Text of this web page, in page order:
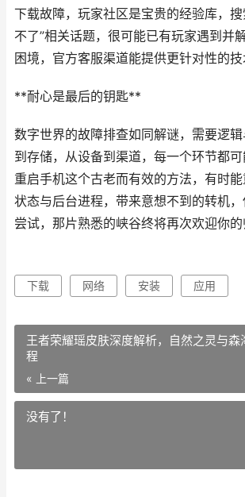
下载故障，玩家社区是宝贵的经验库，
不了”相关话题，很可能已有玩家遇到并
困境，官方客服渠道能提供更针对性的技
**耐心是最后的钥匙**
数字世界的故障排查如同解谜，需要逻
到存储，从设备到渠道，每一个环节都可
重启手机这个古老而有效的方法，有时
状态与后台进程，带来意想不到的转机
尝试，那片熟悉的峡谷终将再次欢迎你的
下载 网络 安装 应用
王者荣耀瑶皮肤深度解析，自然之灵与森
程
« 上一篇
没有了！